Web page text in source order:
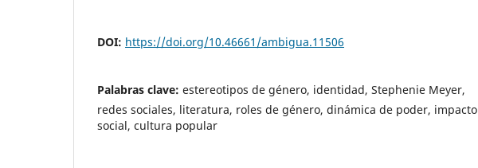
DOI: https://doi.org/10.46661/ambigua.11506
Palabras clave: estereotipos de género, identidad, Stephenie Meyer,
redes sociales, literatura, roles de género, dinámica de poder, impacto
social, cultura popular